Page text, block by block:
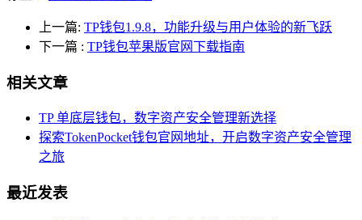
上一篇: TP钱包1.9.8，功能升级与用户体验的新飞跃
下一篇 : TP钱包苹果版官网下载指南
相关文章
TP 单底层钱包，数字资产安全管理新选择
探索TokenPocket钱包官网地址，开启数字资产安全管理
之旅
最近发表